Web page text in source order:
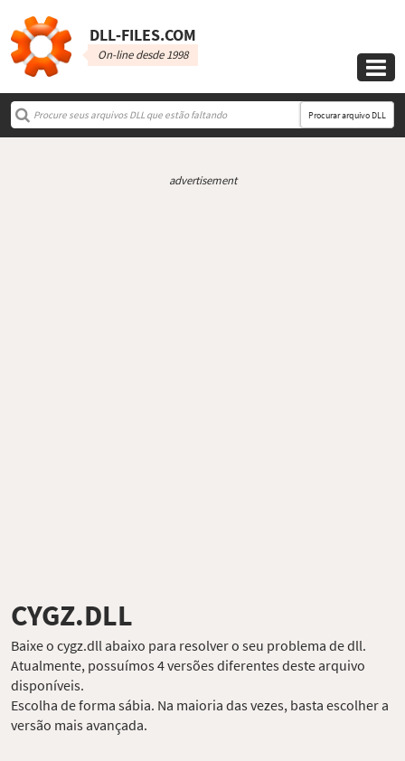
DLL‑FILES.COM
On-line desde 1998

Procurar arquivo DLL
advertisement
CYGZ.DLL
Baixe o cygz.dll abaixo para resolver o seu problema de dll.
Atualmente, possuímos 4 versões diferentes deste arquivo
disponíveis.
Escolha de forma sábia. Na maioria das vezes, basta escolher a
versão mais avançada.